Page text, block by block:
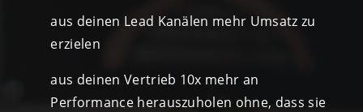
aus deinen Lead Kanälen mehr Umsatz zu
erzielen
aus deinen Vertrieb 10x mehr an
Performance herauszuholen ohne, dass sie